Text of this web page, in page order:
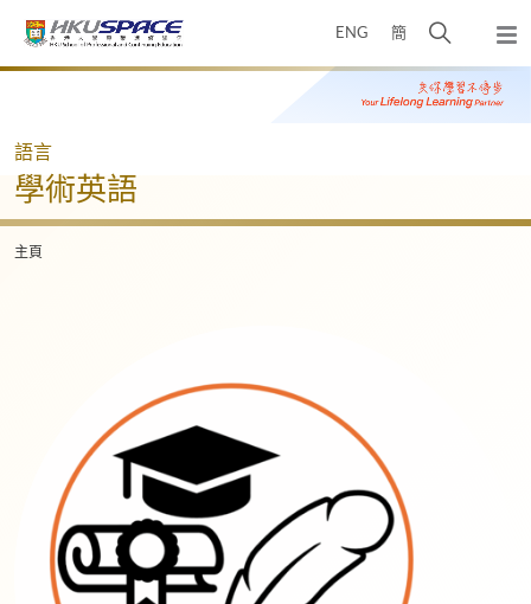
ENG 簡
開
搜
尋
彈
出
主
Main
語言
學術英語
主頁